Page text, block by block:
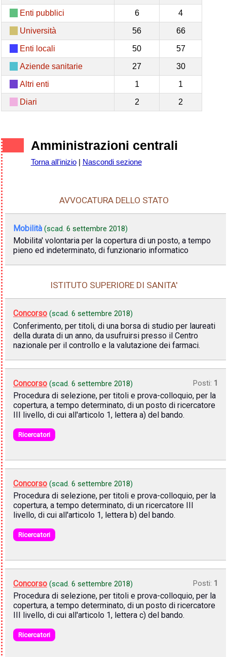
Enti pubblici 6 4
Università 56 66
Enti locali 50 57
Aziende sanitarie 27 30
Altri enti 1 1
Diari 2 2
Amministrazioni centrali
Torna all'inizio| Nascondi sezione
AVVOCATURA DELLO STATO
Mobilità (scad. 6 settembre 2018)
Mobilita' volontaria per la copertura di un posto, a tempo
pieno ed indeterminato, di funzionario informatico
ISTITUTO SUPERIORE DI SANITA'
Concorso (scad. 6 settembre 2018)
Conferimento, per titoli, di una borsa di studio per laureati
della durata di un anno, da usufruirsi presso il Centro
nazionale per il controllo e la valutazione dei farmaci.
Concorso (scad. 6 settembre 2018) Posti: 1
Procedura di selezione, per titoli e prova-colloquio, per la
copertura, a tempo determinato, di un posto di ricercatore
III livello, di cui all'articolo 1, lettera a) del bando.
Ricercatori
Concorso (scad. 6 settembre 2018)
Procedura di selezione, per titoli e prova-colloquio, per la
copertura, a tempo determinato, di un ricercatore III
livello, di cui all'articolo 1, lettera b) del bando.
Ricercatori
Concorso (scad. 6 settembre 2018) Posti: 1
Procedura di selezione, per titoli e prova-colloquio, per la
copertura, a tempo determinato, di un posto di ricercatore
III livello, di cui all'articolo 1, lettera c) del bando.
Ricercatori